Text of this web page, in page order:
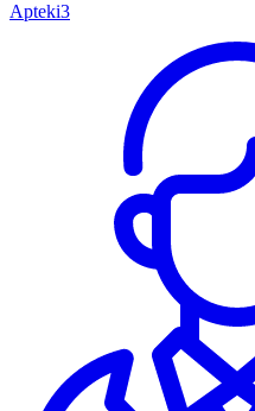
Apteki3